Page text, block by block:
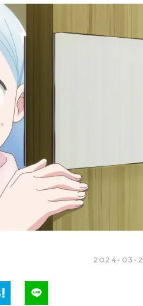
実写化映画一覧
男性声優/女性声優一覧
2024-03-